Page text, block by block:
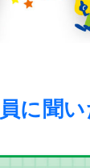
に聞